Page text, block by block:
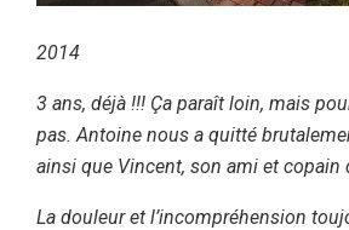
2014
3 ans, déjà !!! Ça paraît loin, mais
pas. Antoine nous a quitté
ainsi que Vincent, son ami et copain
La douleur et l’incompréhension